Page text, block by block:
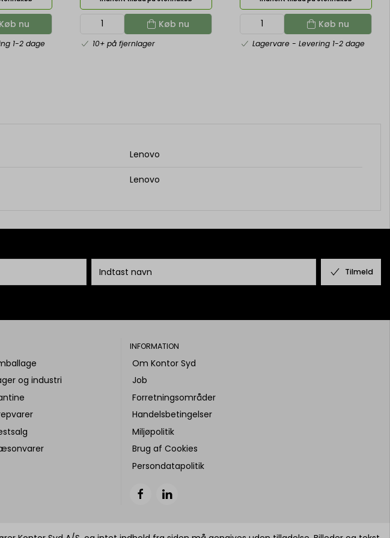
Køb nu
1-2 dage
Køb nu
10+ på fjernlager
Køb nu
Lagervare - Levering 1-2 dage
Lenovo
Lenovo
Tilmeld
og industri
INFORMATION
Om Kontor Syd
Job
Forretningsområder
Handelsbetingelser
Miljøpolitik
Brug af Cookies
Persondatapolitik